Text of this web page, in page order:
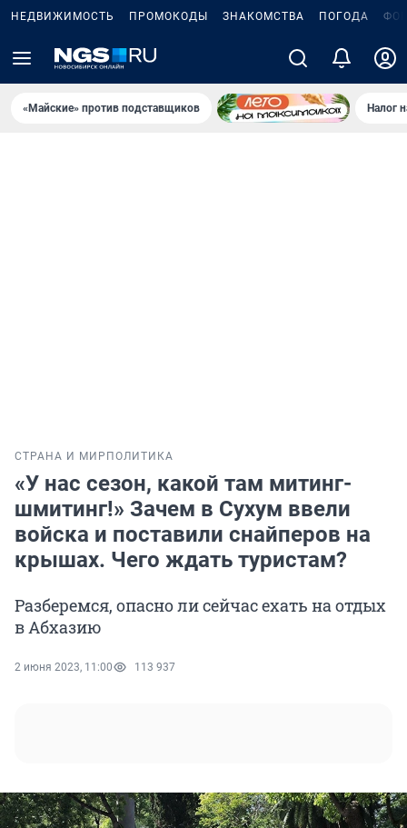
НЕДВИЖИМОСТЬ ПРОМОКОДЫ ЗНАКОМСТВА ПОГОДА
«Майские» против подставщиков Налог
СТРАНА И МИР ПОЛИТИКА
«У нас сезон, какой там митинг-
шмитинг!» Зачем в Сухум ввели
войска и поставили снайперов на
крышах. Чего ждать туристам?
Разберемся, опасно ли сейчас ехать на отдых
в Абхазию
2 июня 2023, 11:00 113 937